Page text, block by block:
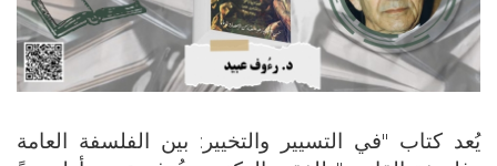
يُعد كتاب "في التسيير والتخيير: بين الفلسفة العامة